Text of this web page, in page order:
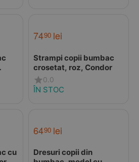
7490 lei
Strampi copii bumbac
crosetat, roz, Condor
0.0
ÎN STOC
cu
6490 lei
Dresuri copii din